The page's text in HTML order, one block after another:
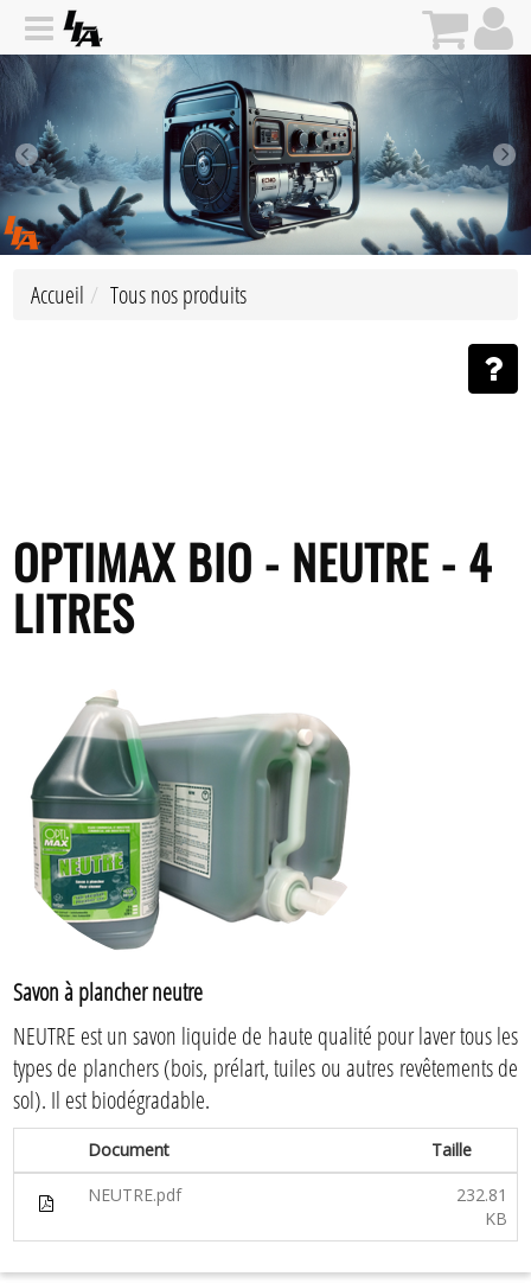
Accueil Tous nos produits
OPTIMAX BIO - NEUTRE - 4
LITRES
Savon à plancher neutre
NEUTRE est un savon liquide de haute qualité pour laver tous les
types de planchers (bois, prélart, tuiles ou autres revêtements de
sol). Il est biodégradable.
Document
Taille
NEUTRE.pdf
232.81
KB